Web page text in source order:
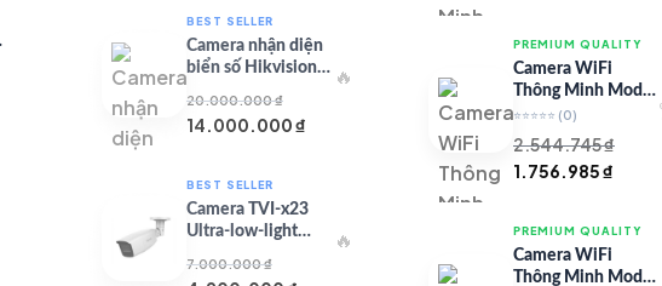
là:
50.000.000 ₫.là:
35.000.000 ₫.
BEST SELLER
Camera nhận diện
biển số Hikvision
20.000.000₫
Giá
là:
20.000.000 ₫.
14.000.000₫
là:
14.000.000 ₫.
🔥
BEST SELLER
Camera TVI-x23
Ultra-low-light
7.000.000₫
🔥
là:
4.890.563 ₫.
tại
PREMIUM QUALITY
Camera WiFi
Thông Minh Model
99 – Full HD
⭐⭐⭐⭐⭐ (0)
2.544.745₫
Giá
là:
2.544.745 ₫.
1.756.985₫
tại
PREMIUM QUALITY
Camera WiFi
Thông Minh Model